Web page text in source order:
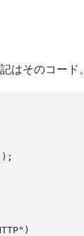
はそのコード。